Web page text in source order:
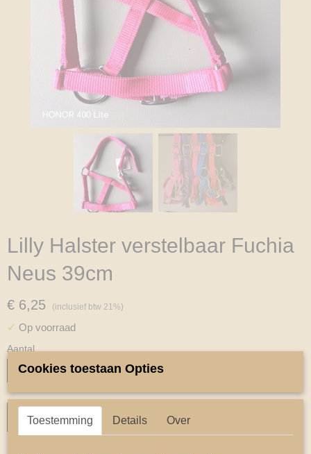
Lilly Halster verstelbaar Fuchia
Neus 39cm
€ 6,25 (inclusief btw 21%)
✓ Op voorraad
Aantal
IN WINKELWAGEN
Cookies toestaan Opties
Toestemming Details Over